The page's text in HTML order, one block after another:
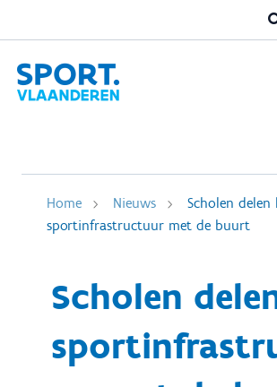
Home Nieuws
Scholen delen
sportinfrastructuur met de buurt
Scholen